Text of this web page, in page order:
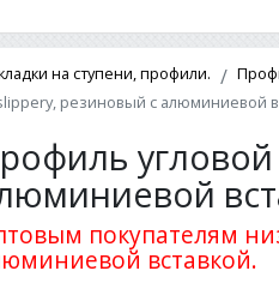
на ступени, профили.
резиновый с алюминиевой
покупателям
вставкой.